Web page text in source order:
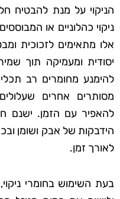
הניקוי על מנת להבטיח
ניקוי כהלוניים או
אלו מתאימים לזכוכית
יסודית ומעמיקה תוך
להימנע מחומרים רב
מסותרים אחרים
להאפיר עם הזמן. ישנם
הידבקות של אבק ושומן
לאורך זמן.
בעת השימוש בחומרי